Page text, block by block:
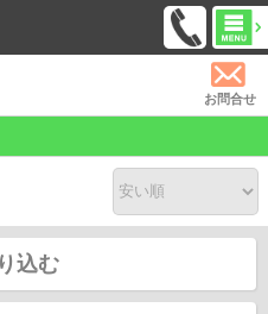
お問合せ
込む